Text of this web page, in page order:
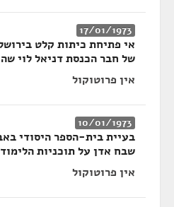
17/01/1973
אי פתיחת כיתות קלט
של חבר הכנסת דניאל לוי
אין פרוטוקול
10/01/1973
בעיית בית-הספר היסודי
שבח אדן על תוכניות
אין פרוטוקול